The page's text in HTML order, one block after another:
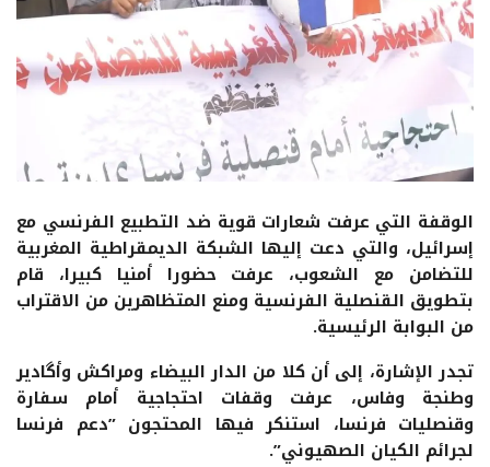
الوقفة التي عرفت شعارات قوية ضد التطبيع الفرنسي مع
إسرائيل، والتي دعت إليها الشبكة الديمقراطية المغربية
للتضامن مع الشعوب، عرفت حضورا أمنيا كبيرا، قام
بتطويق القنصلية الفرنسية ومنع المتظاهرين من الاقتراب
من البوابة الرئيسية.
تجدر الإشارة، إلى أن كلا من الدار البيضاء ومراكش وأگادير
وطنجة وفاس، عرفت وقفات احتجاجية أمام سفارة
وقنصليات فرنسا، استنكر فيها المحتجون ”دعم فرنسا
لجرائم الكيان الصهيوني”.